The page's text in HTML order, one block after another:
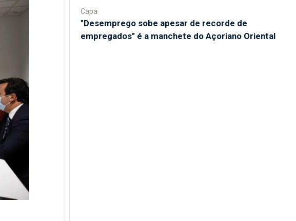
Capa
"Desemprego sobe apesar de recorde de
empregados" é a manchete do Açoriano Oriental